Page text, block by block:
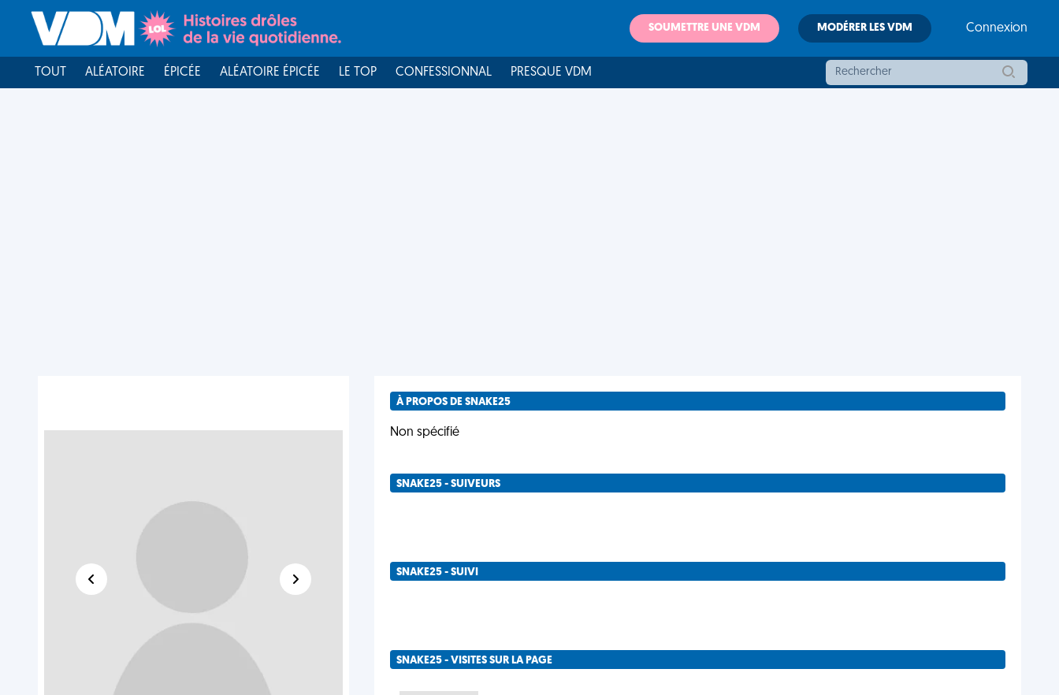
SOUMETTRE UNE VDM MODÉRER LES VDM Connexion
TOUT ALÉATOIRE ÉPICÉE ALÉATOIRE ÉPICÉE LE TOP CONFESSIONNAL PRESQUE VDM
À PROPOS DE SNAKE25
Non spécifié
SNAKE25 - SUIVEURS
SNAKE25 - SUIVI
SNAKE25 - VISITES SUR LA PAGE